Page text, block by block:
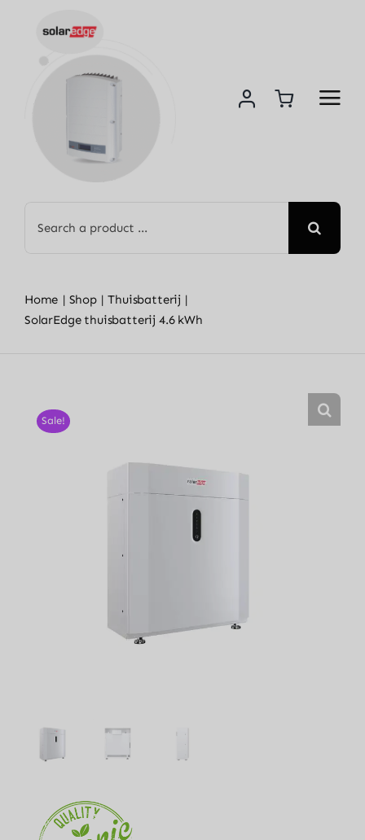
for:
Home Shop
Thuisbatterij
SolarEdge thuisbatterij 4.6 kWh
Sale!